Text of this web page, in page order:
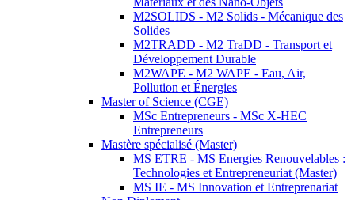
M2SOLIDS - M2 Solids - Mécanique des
Solides
M2TRADD - M2 TraDD - Transport et
Développement Durable
M2WAPE - M2 WAPE - Eau, Air,
Pollution et Énergies
Master of Science (CGE)
MSc Entrepreneurs - MSc X-HEC
Entrepreneurs
Mastère spécialisé (Master)
MS ETRE - MS Energies Renouvelables :
Technologies et Entrepreneuriat (Master)
MS IE - MS Innovation et Entreprenariat